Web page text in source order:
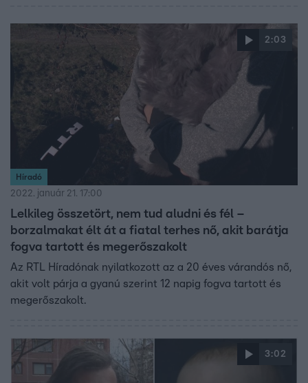
2:03
Híradó
2022. január 21. 17:00
Lelkileg összetört, nem tud aludni és fél –
borzalmakat élt át a fiatal terhes nő, akit barátja
fogva tartott és megerőszakolt
Az RTL Híradónak nyilatkozott az a 20 éves várandós nő,
akit volt párja a gyanú szerint 12 napig fogva tartott és
megerőszakolt.
3:02